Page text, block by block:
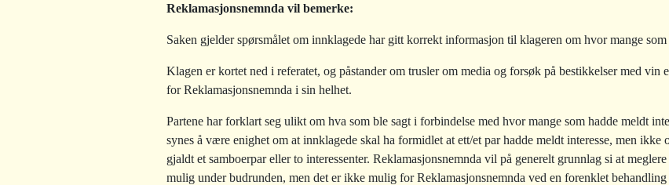
Reklamasjonsnemnda vil bemerke:
Saken gjelder spørsmålet om innklagede har gitt korrekt informasjon til klageren om hvor mange
Klagen er kortet ned i referatet, og påstander om trusler om media og forsøk på bestikkelser med vin
for Reklamasjonsnemnda i sin helhet.
Partene har forklart seg ulikt om hva som ble sagt i forbindelse med hvor mange som hadde meldt
synes å være enighet om at innklagede skal ha formidlet at ett/et par hadde meldt interesse, men
gjaldt et samboerpar eller to interessenter. Reklamasjonsnemnda vil på generelt grunnlag si at
mulig under budrunden, men det er ikke mulig for Reklamasjonsnemnda ved en forenklet